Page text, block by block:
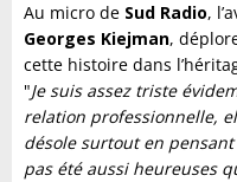
Au micro de Sud Radio,
Georges Kiejman,
cette histoire dans
"Je suis assez triste
relation professionnelle,
désole surtout en
pas été aussi heureuses